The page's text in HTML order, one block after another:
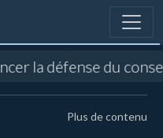
la défense du
Plus de contenu